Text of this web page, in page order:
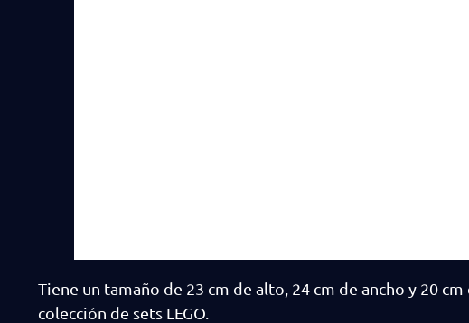
Tiene un tamaño de 23 cm de alto, 24 cm de ancho y 20
colección de sets LEGO.